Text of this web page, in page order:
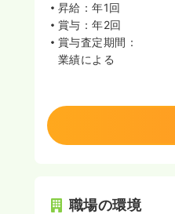
昇給：年1回
賞与：年2回
賞与査定期間：
業績による
職場の環境